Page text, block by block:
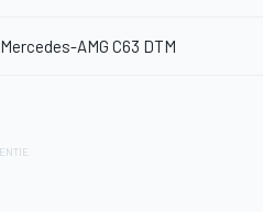
Mercedes-AMG C63 DTM